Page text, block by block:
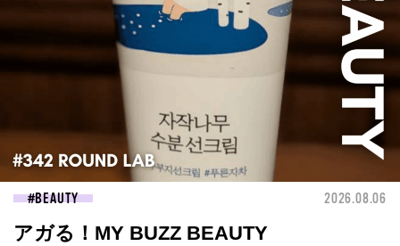
BEAUTY 2026.08.06
アガる！MY BUZZ BEAUTY